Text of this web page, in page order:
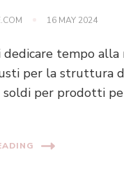
16 MAY 2024
dedicare tempo alla
per la struttura
soldi per prodotti